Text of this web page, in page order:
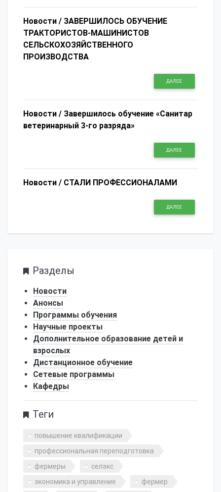
Новости / ЗАВЕРШИЛОСЬ ОБУЧЕНИЕ
ТРАКТОРИСТОВ-МАШИНИСТОВ
СЕЛЬСКОХОЗЯЙСТВЕННОГО
ПРОИЗВОДСТВА
ДАЛЕЕ
Новости / Завершилось обучение «Санитар
ветеринарный 3-го разряда»
ДАЛЕЕ
Новости / СТАЛИ ПРОФЕССИОНАЛАМИ
ДАЛЕЕ
Разделы
Новости
Анонсы
Программы обучения
Научные проекты
Дополнительное образование детей и
взрослых
Дистанционное обучение
Сетевые программы
Кафедры
Теги
повышение квалификации
профессиональная переподготовка
фермеры
селэкс
экономика и управление
фермер